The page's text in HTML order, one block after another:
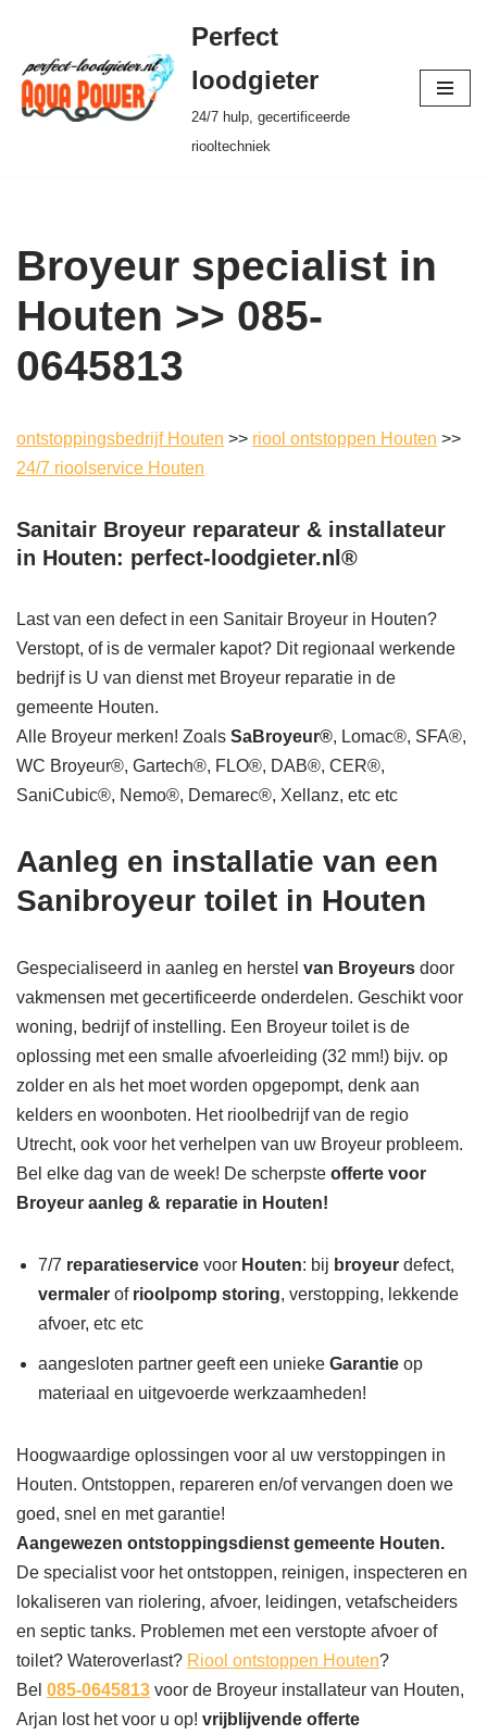
Ga
naar
de
Perfect
loodgieter
24/7 hulp, gecertificeerde
riooltechniek
Broyeur specialist in
Houten >> 085-
0645813
ontstoppingsbedrijf Houten >> riool ontstoppen Houten >>
24/7 rioolservice Houten
Sanitair Broyeur reparateur & installateur
in Houten: perfect-loodgieter.nl®
Last van een defect in een Sanitair Broyeur in Houten?
Verstopt, of is de vermaler kapot? Dit regionaal werkende
bedrijf is U van dienst met Broyeur reparatie in de
gemeente Houten.
Alle Broyeur merken! Zoals SaBroyeur®, Lomac®, SFA®,
WC Broyeur®, Gartech®, FLO®, DAB®, CER®,
SaniCubic®, Nemo®, Demarec®, Xellanz, etc etc
Aanleg en installatie van een
Sanibroyeur toilet in Houten
Gespecialiseerd in aanleg en herstel van Broyeurs door
vakmensen met gecertificeerde onderdelen. Geschikt voor
woning, bedrijf of instelling. Een Broyeur toilet is de
oplossing met een smalle afvoerleiding (32 mm!) bijv. op
zolder en als het moet worden opgepompt, denk aan
kelders en woonboten. Het rioolbedrijf van de regio
Utrecht, ook voor het verhelpen van uw Broyeur probleem.
Bel elke dag van de week! De scherpste offerte voor
Broyeur aanleg & reparatie in Houten!
7/7 reparatieservice voor Houten: bij broyeur defect,
vermaler of rioolpomp storing, verstopping, lekkende
afvoer, etc etc
aangesloten partner geeft een unieke Garantie op
materiaal en uitgevoerde werkzaamheden!
Hoogwaardige oplossingen voor al uw verstoppingen in
Houten. Ontstoppen, repareren en/of vervangen doen we
goed, snel en met garantie!
Aangewezen ontstoppingsdienst gemeente Houten.
De specialist voor het ontstoppen, reinigen, inspecteren en
lokaliseren van riolering, afvoer, leidingen, vetafscheiders
en septic tanks. Problemen met een verstopte afvoer of
toilet? Wateroverlast? Riool ontstoppen Houten?
Bel 085-0645813 voor de Broyeur installateur van Houten,
Arjan lost het voor u op! vrijblijvende offerte